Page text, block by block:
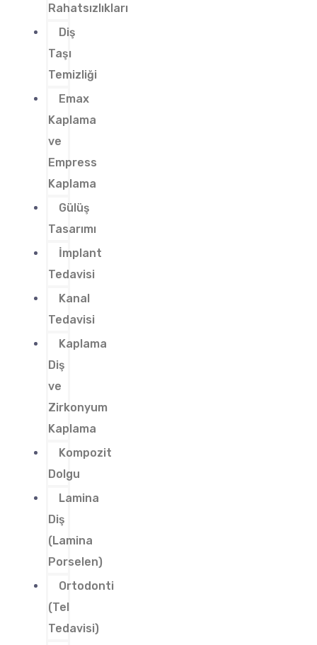
Rahatsızlıkları
Diş
Taşı
Temizliği
Emax
Kaplama
ve
Empress
Kaplama
Gülüş
Tasarımı
İmplant
Tedavisi
Kanal
Tedavisi
Kaplama
Diş
ve
Zirkonyum
Kaplama
Kompozit
Dolgu
Lamina
Diş
(Lamina
Porselen)
Ortodonti
(Tel
Tedavisi)